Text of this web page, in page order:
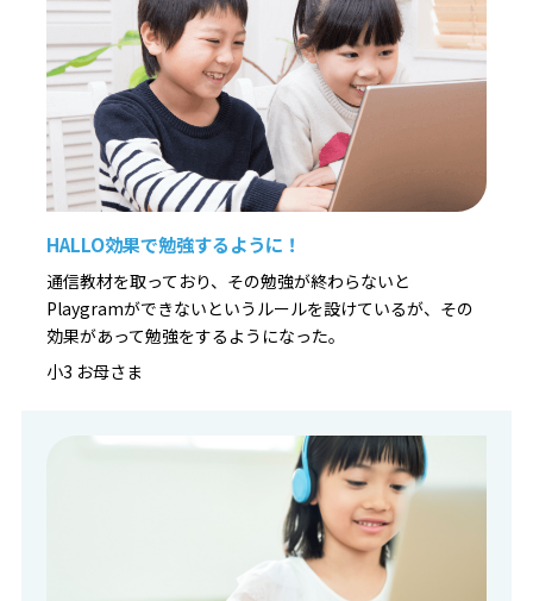
納得いくまで自分の作品作りに没頭できる環境です。
◆ 算数や国語にも通じる「思考の土台」作り
プログラミングで養われる「順序立てて考える力」は、算
数や国語など学校の勉強すべてに通じる一生モノの武器に
なります。
【まずはお気軽に無料体験へ！】
▼お申込み・詳細はこちら
https://pr1.yarukiswitch.jp/lp/hal/summer/
HALLO効果で勉強するように！
通信教材を取っており、その勉強が終わらないと
Playgramができないというルールを設けているが、その
効果があって勉強をするようになった。
小3 お母さま